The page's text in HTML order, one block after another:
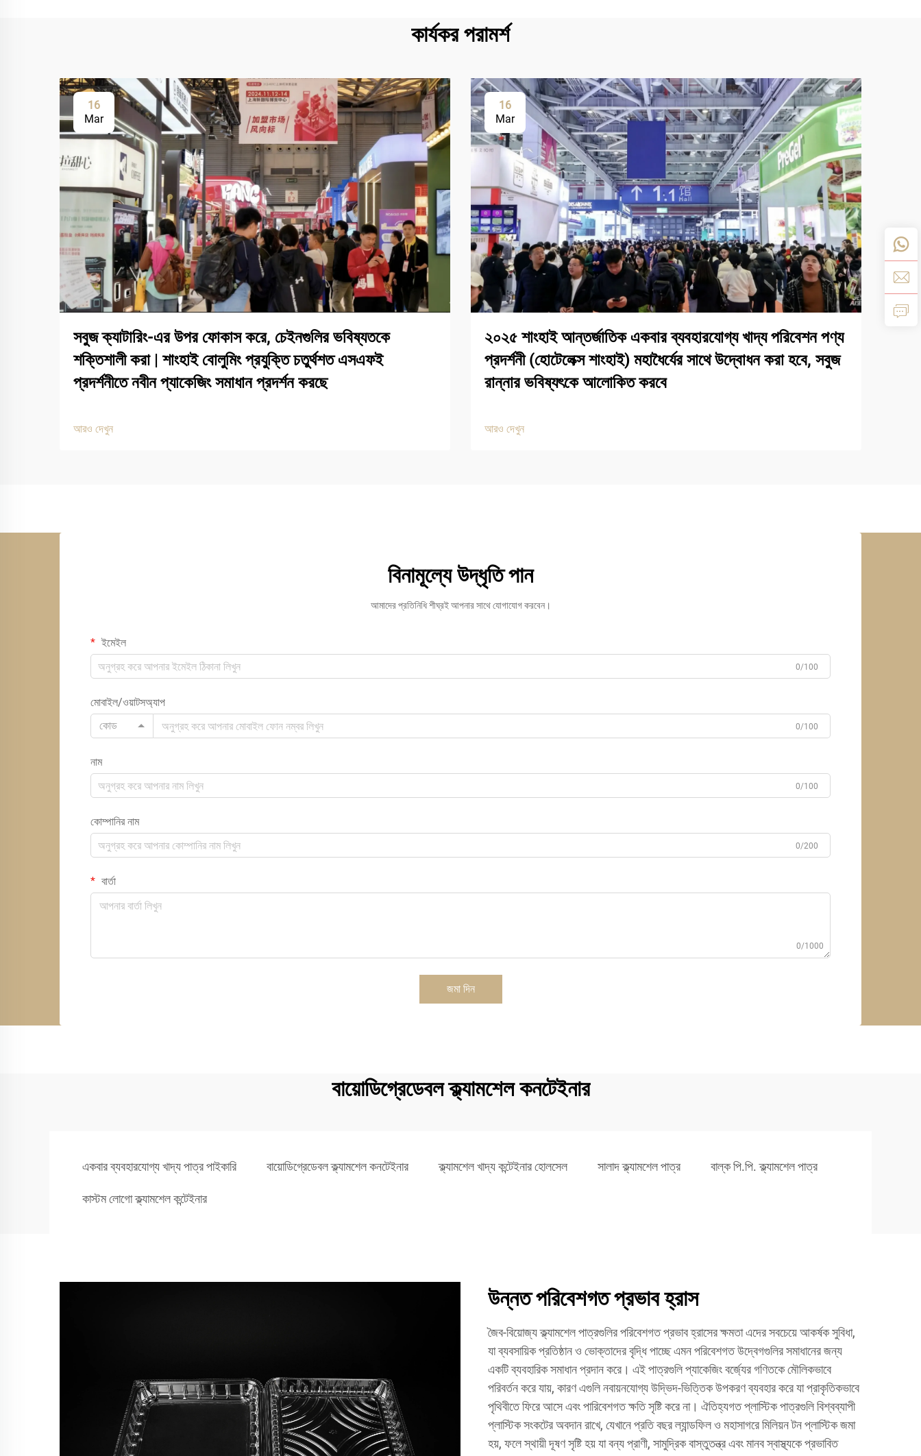
কার্যকর পরামর্শ
16
Mar
সবুজ ক্যাটারিং-এর উপর ফোকাস করে, চেইনগুলির ভবিষ্যতকে
শক্তিশালী করা | শাংহাই বোলুমিং প্রযুক্তি চতুর্থশত এসএফই
প্রদর্শনীতে নবীন প্যাকেজিং সমাধান প্রদর্শন করছে
আরও দেখুন
16
Mar
২০২৫ শাংহাই আন্তর্জাতিক একবার ব্যবহারযোগ্য খাদ্য পরিবেশন পণ্য
প্রদর্শনী (হোটেলেক্স শাংহাই) মহাধৈর্যের সাথে উদ্বোধন করা হবে, সবুজ
রান্নার ভবিষ্যৎকে আলোকিত করবে
আরও দেখুন
বিনামূল্যে উদ্ধৃতি পান
আমাদের প্রতিনিধি শীঘ্রই আপনার সাথে যোগাযোগ করবেন।
ইমেইল
0/100
মোবাইল/ওয়াটসঅ্যাপ
কোড
0/100
নাম
0/100
কোম্পানির নাম
0/200
বার্তা
0/1000
জমা দিন
বায়োডিগ্রেডেবল ক্ল্যামশেল কনটেইনার
একবার ব্যবহারযোগ্য খাদ্য পাত্র পাইকারি বায়োডিগ্রেডেবল ক্ল্যামশেল কনটেইনার ক্ল্যামশেল খাদ্য কন্টেইনার হোলসেল সালাদ ক্ল্যামশেল পাত্র বাল্ক পি.পি. ক্ল্যামশেল পাত্র
কাস্টম লোগো ক্ল্যামশেল কন্টেইনার
উন্নত পরিবেশগত প্রভাব হ্রাস
জৈব-বিয়োজ্য ক্ল্যামশেল পাত্রগুলির পরিবেশগত প্রভাব হ্রাসের ক্ষমতা এদের সবচেয়ে আকর্ষক সুবিধা,
যা ব্যবসায়িক প্রতিষ্ঠান ও ভোক্তাদের বৃদ্ধি পাচ্ছে এমন পরিবেশগত উদ্বেগগুলির সমাধানের জন্য
একটি ব্যবহারিক সমাধান প্রদান করে। এই পাত্রগুলি প্যাকেজিং বর্জ্যের গণিতকে মৌলিকভাবে
পরিবর্তন করে যায়, কারণ এগুলি নবায়নযোগ্য উদ্ভিদ-ভিত্তিক উপকরণ ব্যবহার করে যা প্রাকৃতিকভাবে
পৃথিবীতে ফিরে আসে এবং পারিবেশগত ক্ষতি সৃষ্টি করে না। ঐতিহ্যগত প্লাস্টিক পাত্রগুলি বিশ্বব্যাপী
প্লাস্টিক সংকটের অবদান রাখে, যেখানে প্রতি বছর ল্যান্ডফিল ও মহাসাগরে মিলিয়ন টন প্লাস্টিক জমা
হয়, ফলে স্থায়ী দূষণ সৃষ্টি হয় যা বন্য প্রাণী, সামুদ্রিক বাস্তুতন্ত্র এবং মানব স্বাস্থ্যকে প্রভাবিত